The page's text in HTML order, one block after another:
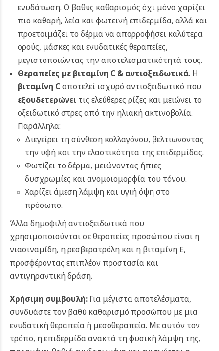
ενυδάτωση. Ο βαθύς καθαρισμός όχι μόνο χαρίζει
πιο καθαρή, λεία και φωτεινή επιδερμίδα, αλλά και
προετοιμάζει το δέρμα να απορροφήσει καλύτερα
ορούς, μάσκες και ενυδατικές θεραπείες,
μεγιστοποιώντας την αποτελεσματικότητά τους.
Θεραπείες με βιταμίνη C & αντιοξειδωτικά. Η
βιταμίνη Cαποτελεί ισχυρό αντιοξειδωτικό που
εξουδετερώνει τις ελεύθερες ρίζες και μειώνει το
οξειδωτικό στρες από την ηλιακή ακτινοβολία.
Παράλληλα:
Διεγείρει τη σύνθεση κολλαγόνου, βελτιώνοντας
την υφή και την ελαστικότητα της επιδερμίδας.
Φωτίζει το δέρμα, μειώνοντας ήπιες
δυσχρωμίες και ανομοιομορφία του τόνου.
Χαρίζει άμεση λάμψη και υγιή όψη στο
πρόσωπο.
Άλλα δημοφιλή αντιοξειδωτικά που
χρησιμοποιούνται σε θεραπείες προσώπου είναι η
νιασιναμίδη, η ρεσβερατρόλη και η βιταμίνη Ε,
προσφέροντας επιπλέον προστασία και
αντιγηραντική δράση.
Χρήσιμη συμβουλή: Για μέγιστα αποτελέσματα,
συνδυάστε τον βαθύ καθαρισμό προσώπου με μια
ενυδατική θεραπεία ή μεσοθεραπεία. Με αυτόν τον
τρόπο, η επιδερμίδα ανακτά τη φυσική λάμψη της,